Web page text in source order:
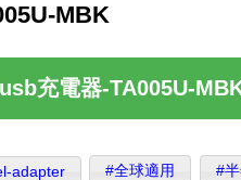
MBK
充電器-TA005U-
adapter #全球適用 #